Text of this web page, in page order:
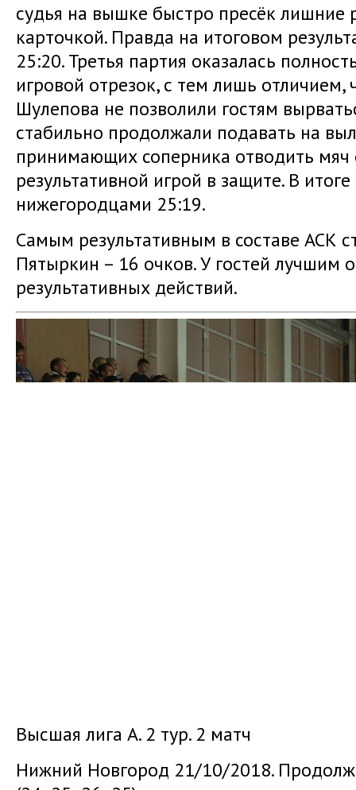
судья на вышке быстро пресёк лишние
карточкой. Правда на итоговом
25:20. Третья партия оказалась
игровой отрезок, с тем лишь
Шулепова не позволили гостям
стабильно продолжали подавать на
принимающих соперника отводить мяч
результативной игрой в защите. В
нижегородцами 25:19.
Самым результативным в составе АСК
Пятыркин – 16 очков. У гостей лучшим
результативных действий.
Высшая лига А. 2 тур. 2 матч
Нижний Новгород 21/10/2018.